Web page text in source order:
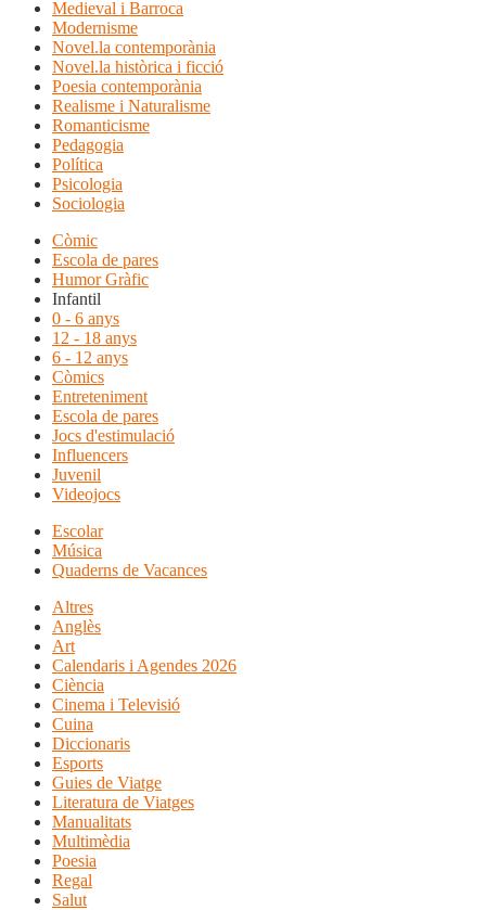
Medieval i Barroca
Modernisme
Novel.la contemporània
Novel.la històrica i ficció
Poesia contemporània
Realisme i Naturalisme
Romanticisme
Pedagogia
Política
Psicologia
Sociologia
Còmic
Escola de pares
Humor Gràfic
Infantil
0 - 6 anys
12 - 18 anys
6 - 12 anys
Còmics
Entreteniment
Escola de pares
Jocs d'estimulació
Influencers
Juvenil
Videojocs
Escolar
Música
Quaderns de Vacances
Altres
Anglès
Art
Calendaris i Agendes 2026
Ciència
Cinema i Televisió
Cuina
Diccionaris
Esports
Guies de Viatge
Literatura de Viatges
Manualitats
Multimèdia
Poesia
Regal
Salut